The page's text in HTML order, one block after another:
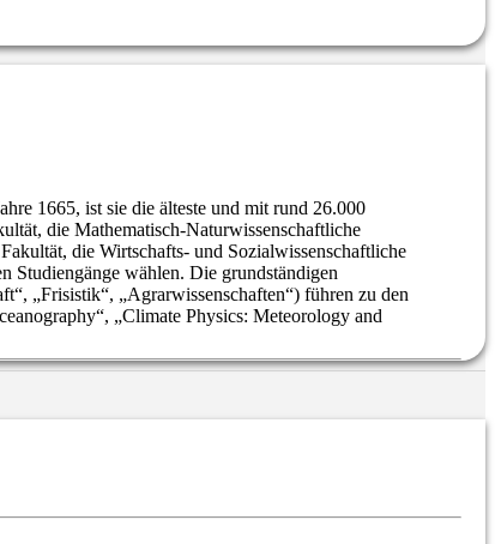
1665, ist sie die älteste und mit rund 26.000
die Mathematisch-Naturwissenschaftliche
die Wirtschafts- und Sozialwissenschaftliche
Studiengänge wählen. Die grundständigen
„Frisistik“, „Agrarwissenschaften“) führen zu den
„Climate Physics: Meteorology and